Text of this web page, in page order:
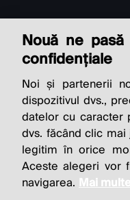
Nouă ne
confidențiale
Noi și partenerii
dispozitivul dvs.,
datelor cu caracter
dvs. făcând clic
legitim în orice
Aceste alegeri vor
navigarea. Mai